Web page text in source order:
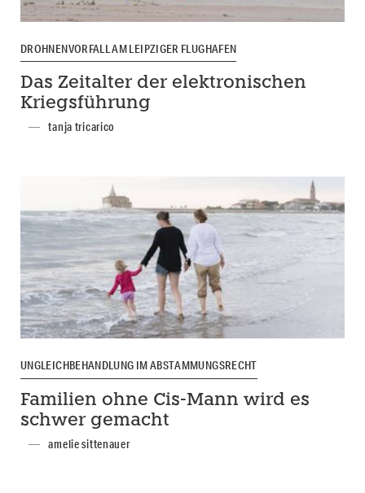
DROHNENVORFALL AM LEIPZIGER FLUGHAFEN
Das Zeitalter der elektronischen
Kriegsführung
tanja tricarico
UNGLEICHBEHANDLUNG IM ABSTAMMUNGSRECHT
Familien ohne Cis-Mann wird es
schwer gemacht
amelie sittenauer